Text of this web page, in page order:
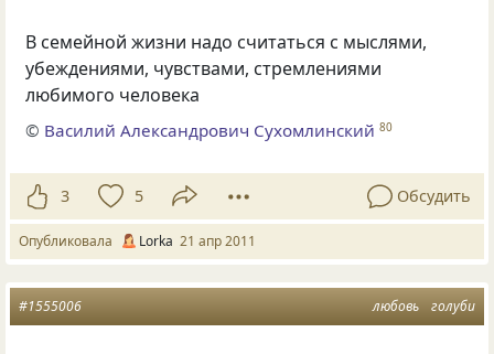
В семейной жизни надо считаться с мыслями,
убеждениями, чувствами, стремлениями
любимого человека
© Василий Александрович Сухомлинский 80
3 5 Обсудить
Опубликовала Lorka 21 апр 2011
любовь голуби
#1555006